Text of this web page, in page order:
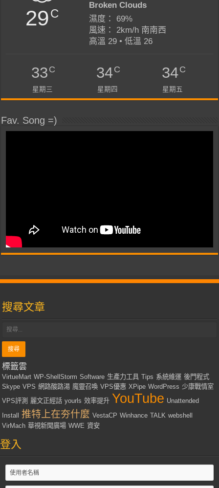
29C
Broken Clouds
濕度： 69%
風速： 2km/h 南南西
高溫 29 • 低溫 26
33C
星期三
34C
星期四
34C
星期五
Fav. Song =)
搜尋文章
標籤雲
VirtueMart WP-ShellStorm Software 生產力工具 Tips 系統維運 後門程式
Skype VPS 網路酸路湯 魔靈召喚 VPS優惠 XPipe WordPress 少康戰情室
VPS評測 麗文正經話 yourls 效率提升 YouTube Unattended
Install 推特上在夯什麼 VestaCP Winhance TALK webshell
VirMach 華視新聞廣場 WWE 資安
登入